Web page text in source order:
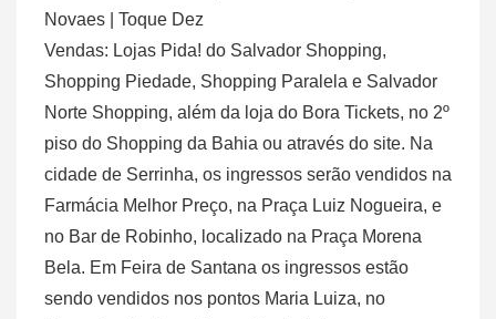
Novaes | Toque Dez
Vendas: Lojas Pida! do Salvador Shopping,
Shopping Piedade, Shopping Paralela e Salvador
Norte Shopping, além da loja do Bora Tickets, no 2º
piso do Shopping da Bahia ou através do site. Na
cidade de Serrinha, os ingressos serão vendidos na
Farmácia Melhor Preço, na Praça Luiz Nogueira, e
no Bar de Robinho, localizado na Praça Morena
Bela. Em Feira de Santana os ingressos estão
sendo vendidos nos pontos Maria Luiza, no